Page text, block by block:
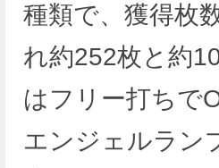
種類で、獲得枚
れ約252枚と約
はフリー打ちで
エンジェルラン